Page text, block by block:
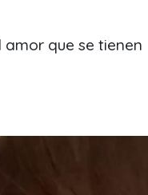
que se tienen